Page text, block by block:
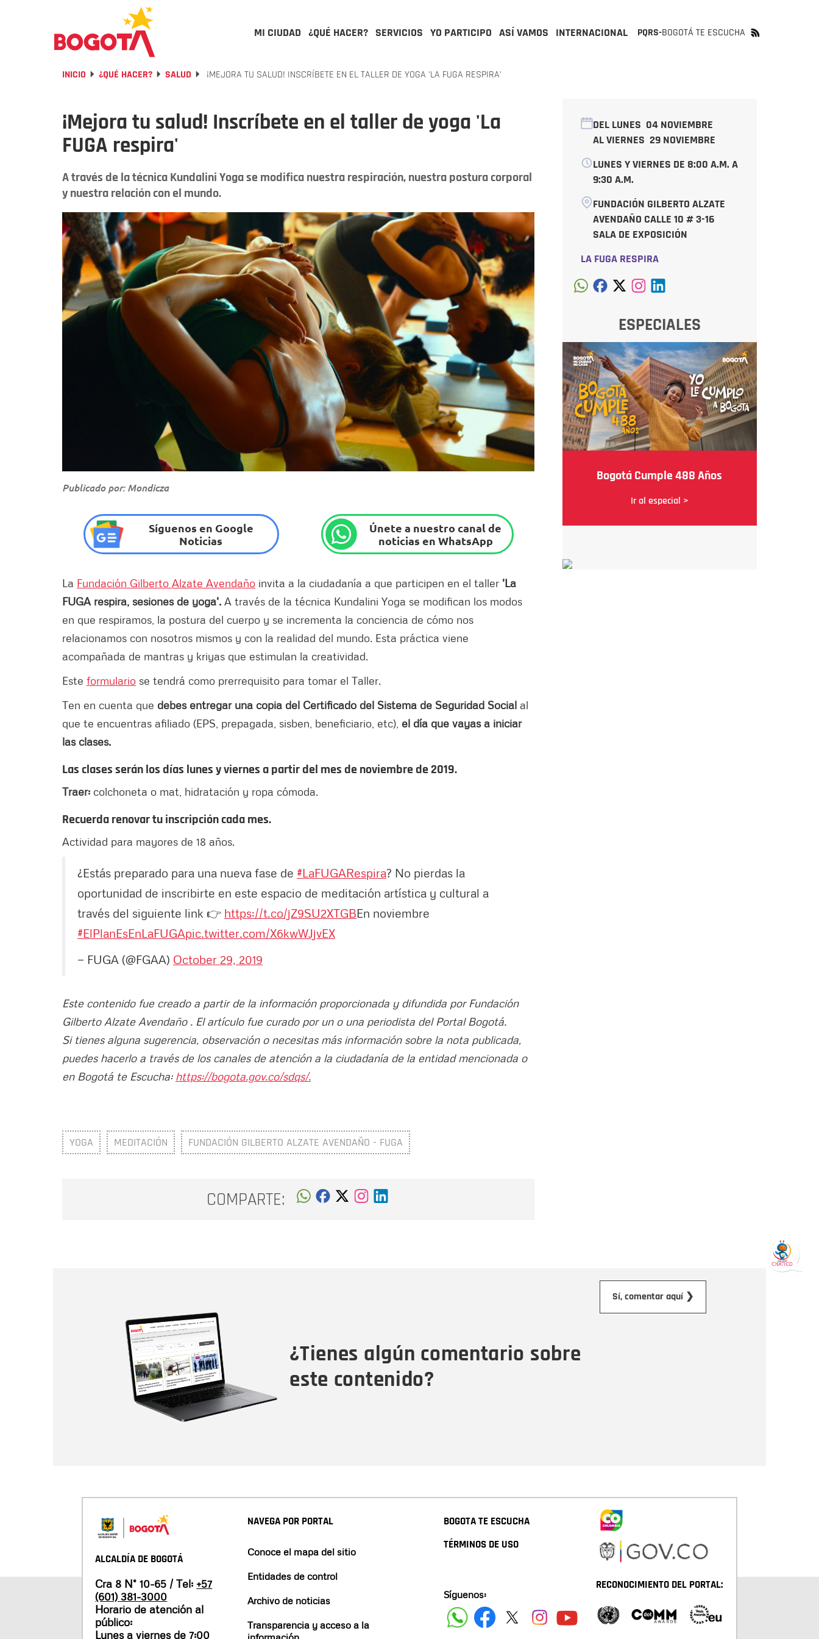
MI CIUDAD ¿QUÉ HACER? SERVICIOS YO PARTICIPO ASÍ VAMOS INTERNACIONAL PQRS-BOGOTÁ TE ESCUCHA
INICIO ¿QUÉ HACER? SALUD ¡MEJORA TU SALUD! INSCRÍBETE EN EL TALLER DE YOGA 'LA FUGA RESPIRA'
¡Mejora tu salud! Inscríbete en el taller de yoga 'La
FUGA respira'
A través de la técnica Kundalini Yoga se modifica nuestra respiración, nuestra postura corporal
y nuestra relación con el mundo.
Publicado por: Mondicza
Síguenos en Google
Noticias
Únete a nuestro canal de
noticias en WhatsApp
La Fundación Gilberto Alzate Avendaño invita a la ciudadanía a que participen en el taller 'La
FUGA respira, sesiones de yoga'. A través de la técnica Kundalini Yoga se modifican los modos
en que respiramos, la postura del cuerpo y se incrementa la conciencia de cómo nos
relacionamos con nosotros mismos y con la realidad del mundo. Esta práctica viene
acompañada de mantras y kriyas que estimulan la creatividad.
Este formulario se tendrá como prerrequisito para tomar el Taller.
Ten en cuenta que debes entregar una copia del Certificado del Sistema de Seguridad Social al
que te encuentras afiliado (EPS, prepagada, sisben, beneficiario, etc), el día que vayas a iniciar
las clases.
Las clases serán los días lunes y viernes a partir del mes de noviembre de 2019.
Traer: colchoneta o mat, hidratación y ropa cómoda.
Recuerda renovar tu inscripción cada mes.
Actividad para mayores de 18 años.
¿Estás preparado para una nueva fase de #LaFUGARespira? No pierdas la
oportunidad de inscribirte en este espacio de meditación artística y cultural a
través del siguiente link 👉 https://t.co/jZ9SU2XTGBEn noviembre
#ElPlanEsEnLaFUGApic.twitter.com/X6kwWJjvEX
— FUGA (@FGAA) October 29, 2019
Este contenido fue creado a partir de la información proporcionada y difundida por Fundación
Gilberto Alzate Avendaño . El artículo fue curado por un o una periodista del Portal Bogotá.
Si tienes alguna sugerencia, observación o necesitas más información sobre la nota publicada,
puedes hacerlo a través de los canales de atención a la ciudadanía de la entidad mencionada o
en Bogotá te Escucha: https://bogota.gov.co/sdqs/.
YOGA MEDITACIÓN FUNDACIÓN GILBERTO ALZATE AVENDAÑO - FUGA
COMPARTE:
DEL LUNES 04 NOVIEMBRE
AL VIERNES 29 NOVIEMBRE
LUNES Y VIERNES DE 8:00 A.M. A
9:30 A.M.
FUNDACIÓN GILBERTO ALZATE
AVENDAÑO CALLE 10 # 3-16
SALA DE EXPOSICIÓN
LA FUGA RESPIRA
ESPECIALES
Bogotá Cumple 488 Años
Ir al especial >
¿Tienes algún comentario sobre
este contenido?
Sí, comentar aquí ❯
ALCALDÍA DE BOGOTÁ
Cra 8 N° 10-65 / Tel: +57
(601) 381-3000
Horario de atención al
público:
Lunes a viernes de 7:00
NAVEGA POR PORTAL
Conoce el mapa del sitio
Entidades de control
Archivo de noticias
Transparencia y acceso a la
BOGOTA TE ESCUCHA
TÉRMINOS DE USO
Síguenos:
RECONOCIMIENTO DEL PORTAL: